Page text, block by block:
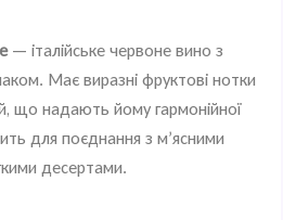
— італійське червоне вино з
Має виразні фруктові нотки
що надають йому гармонійної
для поєднання з м’ясними
десертами.